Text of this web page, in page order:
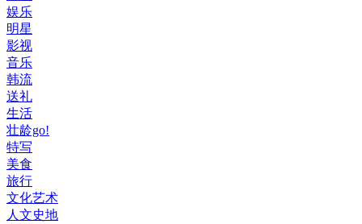
娱乐
明星
影视
音乐
韩流
送礼
生活
壮龄go!
特写
美食
旅行
文化艺术
人文史地